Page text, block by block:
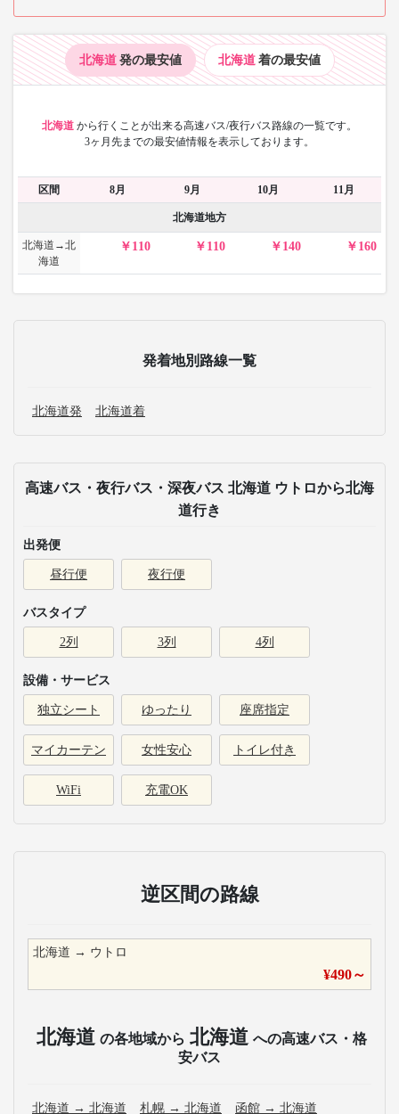
北海道 発の最安値 北海道 着の最安値
北海道 から行くことが出来る高速バス/夜行バス路線の一覧です。
3ヶ月先までの最安値情報を表示しております。
区間 8月 9月 10月 11月
北海道地方
北海道→北
海道
110 110 140 160
発着地別路線一覧
北海道発 北海道着
高速バス・夜行バス・深夜バス 北海道 ウトロから北海
道行き
出発便
昼行便 夜行便
バスタイプ
2列 3列 4列
設備・サービス
独立シート ゆったり 座席指定
マイカーテン 女性安心 トイレ付き
WiFi 充電OK
逆区間の路線
北海道 → ウトロ
¥490～
北海道 の各地域から 北海道 への高速バス・格
安バス
北海道 → 北海道 札幌 → 北海道 函館 → 北海道